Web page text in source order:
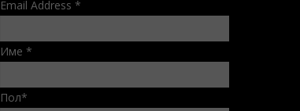
Email Address *
Име *
Пол*